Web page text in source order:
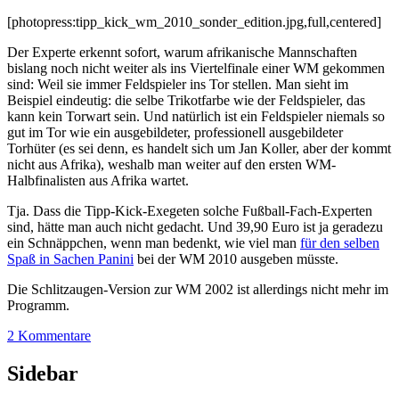
[photopress:tipp_kick_wm_2010_sonder_edition.jpg,full,centered]
Der Experte erkennt sofort, warum afrikanische Mannschaften
bislang noch nicht weiter als ins Viertelfinale einer WM gekommen
sind: Weil sie immer Feldspieler ins Tor stellen. Man sieht im
Beispiel eindeutig: die selbe Trikotfarbe wie der Feldspieler, das
kann kein Torwart sein. Und natürlich ist ein Feldspieler niemals so
gut im Tor wie ein ausgebildeter, professionell ausgebildeter
Torhüter (es sei denn, es handelt sich um Jan Koller, aber der kommt
nicht aus Afrika), weshalb man weiter auf den ersten WM-
Halbfinalisten aus Afrika wartet.
Tja. Dass die Tipp-Kick-Exegeten solche Fußball-Fach-Experten
sind, hätte man auch nicht gedacht. Und 39,90 Euro ist ja geradezu
ein Schnäppchen, wenn man bedenkt, wie viel man für den selben
Spaß in Sachen Panini bei der WM 2010 ausgeben müsste.
Die Schlitzaugen-Version zur WM 2002 ist allerdings nicht mehr im
Programm.
2 Kommentare
Sidebar